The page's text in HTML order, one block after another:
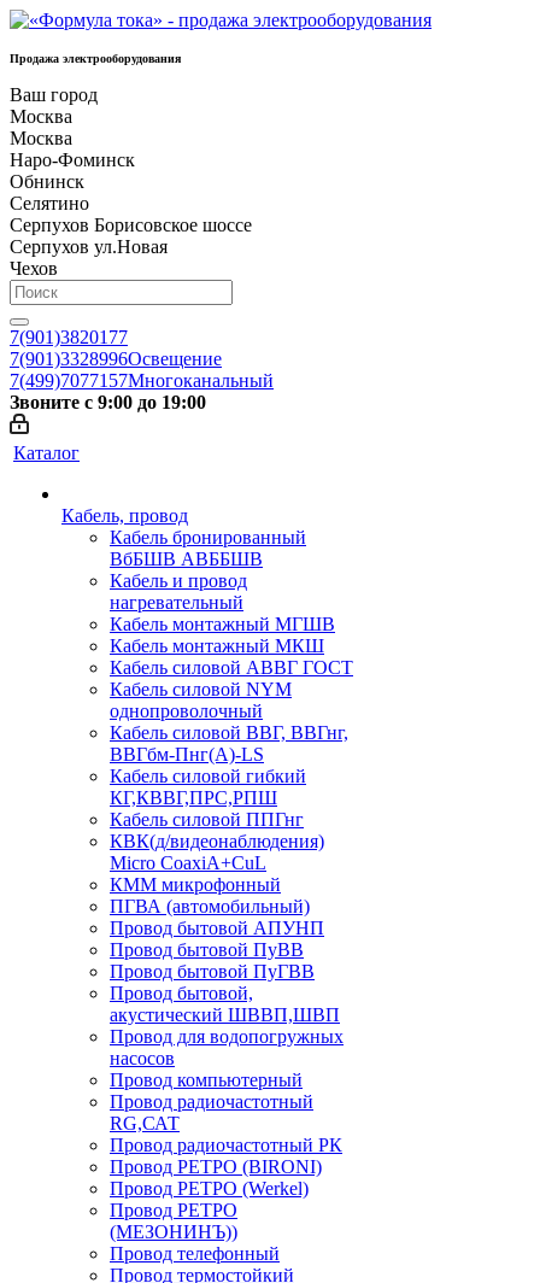
Продажа электрооборудования
Ваш город
Москва
Москва
Наро-Фоминск
Обнинск
Селятино
Серпухов Борисовское шоссе
Серпухов ул.Новая
Чехов
7(901)3820177
7(901)3328996Освещение
7(499)7077157Многоканальный
Звоните с 9:00 до 19:00
Каталог
Кабель, провод
Кабель бронированный
ВбБШВ АВББШВ
Кабель и провод
нагревательный
Кабель монтажный МГШВ
Кабель монтажный МКШ
Кабель силовой АВВГ ГОСТ
Кабель силовой NYM
однопроволочный
Кабель силовой ВВГ, ВВГнг,
ВВГбм-Пнг(А)-LS
Кабель силовой гибкий
КГ,КВВГ,ПРС,РПШ
Кабель силовой ППГнг
КВК(д/видеонаблюдения)
Micro CoaxiA+CuL
КММ микрофонный
ПГВА (автомобильный)
Провод бытовой АПУНП
Провод бытовой ПуВВ
Провод бытовой ПуГВВ
Провод бытовой,
акустический ШВВП,ШВП
Провод для водопогружных
насосов
Провод компьютерный
Провод радиочастотный
RG,САТ
Провод радиочастотный РК
Провод РЕТРО (BIRONI)
Провод РЕТРО (Werkel)
Провод РЕТРО
(МЕЗОНИНЪ))
Провод телефонный
Провод термостойкий